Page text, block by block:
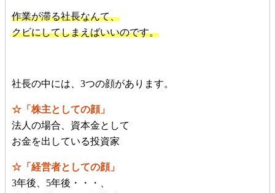
作業が滞る社長なんて、
クビにしてしまえばいいのです。
社長の中には、3つの顔があります。
☆「株主としての顔」
法人の場合、資本金として
お金を出している投資家
☆「経営者としての顔」
3年後、5年後・・・、